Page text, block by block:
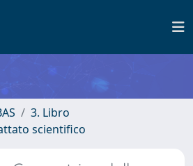
3. Libro
scientifico